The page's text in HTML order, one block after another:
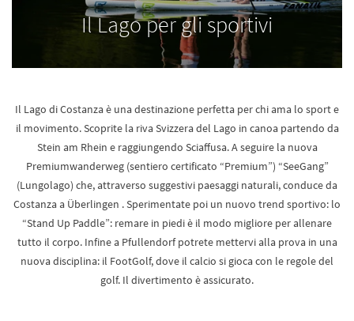
Il Lago per gli sportivi
Il Lago di Costanza è una destinazione perfetta per chi ama lo sport e
il movimento. Scoprite la riva Svizzera del Lago in canoa partendo da
Stein am Rhein e raggiungendo Sciaffusa. A seguire la nuova
Premiumwanderweg (sentiero certificato “Premium”) “SeeGang”
(Lungolago) che, attraverso suggestivi paesaggi naturali, conduce da
Costanza a Überlingen . Sperimentate poi un nuovo trend sportivo: lo
“Stand Up Paddle”: remare in piedi è il modo migliore per allenare
tutto il corpo. Infine a Pfullendorf potrete mettervi alla prova in una
nuova disciplina: il FootGolf, dove il calcio si gioca con le regole del
golf. Il divertimento è assicurato.